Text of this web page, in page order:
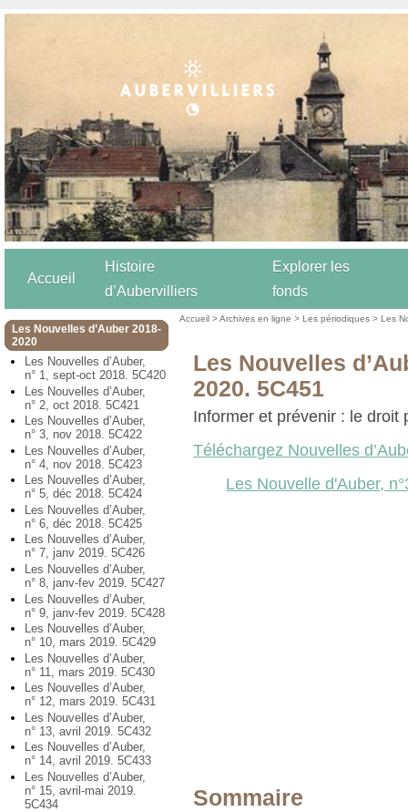
Accueil
Histoire
d’Aubervilliers
Explorer les
fonds
Les Nouvelles d’Auber 2018-
2020
Les Nouvelles d’Auber,
n° 1, sept-oct 2018. 5C420
Les Nouvelles d’Auber,
n° 2, oct 2018. 5C421
Les Nouvelles d’Auber,
n° 3, nov 2018. 5C422
Les Nouvelles d’Auber,
n° 4, nov 2018. 5C423
Les Nouvelles d’Auber,
n° 5, déc 2018. 5C424
Les Nouvelles d’Auber,
n° 6, déc 2018. 5C425
Les Nouvelles d’Auber,
n° 7, janv 2019. 5C426
Les Nouvelles d’Auber,
n° 8, janv-fev 2019. 5C427
Les Nouvelles d’Auber,
n° 9, janv-fev 2019. 5C428
Les Nouvelles d’Auber,
n° 10, mars 2019. 5C429
Les Nouvelles d’Auber,
n° 11, mars 2019. 5C430
Les Nouvelles d’Auber,
n° 12, mars 2019. 5C431
Les Nouvelles d’Auber,
n° 13, avril 2019. 5C432
Les Nouvelles d’Auber,
n° 14, avril 2019. 5C433
Les Nouvelles d’Auber,
n° 15, avril-mai 2019.
5C434
Accueil >Archives en ligne >Les périodiques >Les
Les Nouvelles
2020. 5C451
Informer et prévenir : le droit
Téléchargez Nouvelles
Les Nouvelle d'Auber,
Sommaire